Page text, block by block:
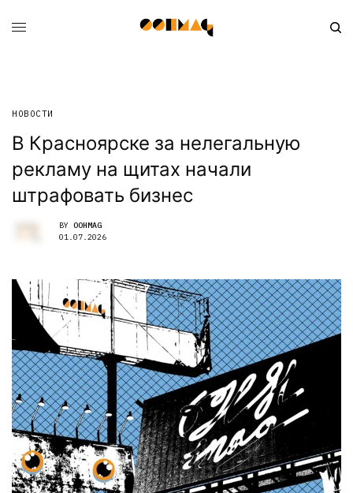
НОВОСТИ
В Красноярске за нелегальную
рекламу на щитах начали
штрафовать бизнес
BY OOHMAG
01.07.2026